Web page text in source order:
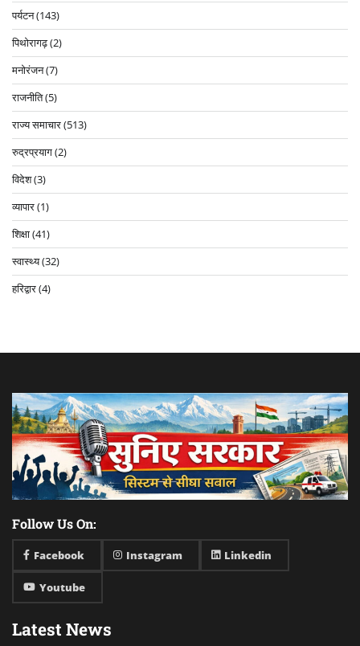
पर्यटन(143)
पिथोरागढ़(2)
मनोरंजन(7)
राजनीति(5)
राज्य समाचार(513)
रुद्रप्रयाग(2)
विदेश(3)
व्यापार(1)
शिक्षा(41)
स्वास्थ्य(32)
हरिद्वार(4)
Follow Us On:
Facebook Instagram Linkedin
Youtube
Latest News